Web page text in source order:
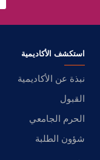
استكشف الأكاديمية
نبذة عن الأكاديمية
القبول
الحرم الجامعي
شؤون الطلبة